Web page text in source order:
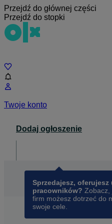
Przejdź do głównej części
Przejdź do stopki
Twoje konto
Dodaj ogłoszenie
Sprzedajesz,
pracowników? Zobacz,
firm możesz dotrzeć do
swoje cele.